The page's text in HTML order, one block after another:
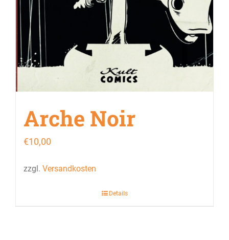
Arche Noir
€10,00
zzgl. Versandkosten
Details